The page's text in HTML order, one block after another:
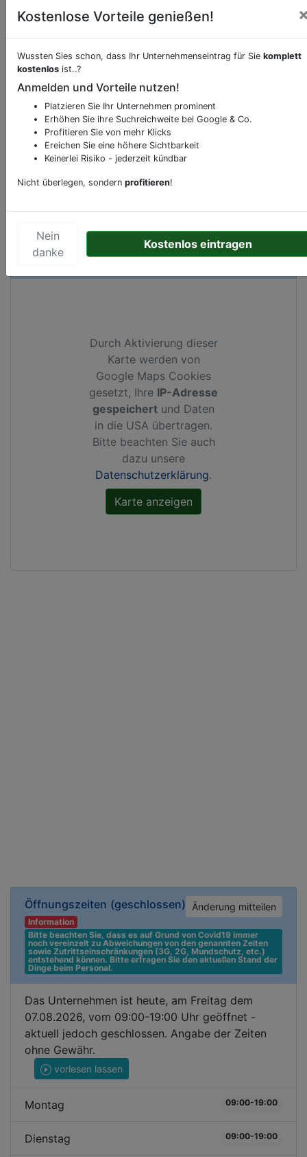
Öffnungszeiten (geschlossen) Änderung mitteilen
Information
Bitte beachten Sie, dass es auf Grund von Covid19 immer
noch vereinzelt zu Abweichungen von den genannten Zeiten
sowie Zutrittseinschränkungen (3G, 2G, Mundschutz, etc.)
entstehend können. Bitte erfragen Sie den aktuellen Stand der
Dinge beim Personal.
Das Unternehmen ist heute, am Freitag dem
07.08.2026, vom 09:00-19:00 Uhr geöffnet -
aktuell jedoch geschlossen. Angabe der Zeiten
ohne Gewähr.
vorlesen lassen
Montag 09:00-19:00
Dienstag 09:00-19:00
Beschreibung & Services von
oder andere relevante Informationen hinzufügen?
Klicken Sie bittehierum uns zu kontaktieren.
Gerne erweitern wir Ihren Firmeneintrag um
Sonderangebote odere besondere Services, die
Ihr Unternehmen anbietet und womit Sie sich von
Durch Aktivierung dieser
Karte werden von
Google Maps Cookies
gesetzt, Ihre IP-Adresse
gespeichert und Daten
in die USA übertragen.
Bitte beachten Sie auch
dazu unsere
Datenschutzerklärung.
Kostenlose Vorteile genießen!
Wussten Sies schon, dass Ihr Unternehmenseintrag für Sie komplett
kostenlos ist..?
Anmelden und Vorteile nutzen!
Platzieren Sie Ihr Unternehmen prominent
Erhöhen Sie ihre Suchreichweite bei Google & Co.
Profitieren Sie von mehr Klicks
Ereichen Sie eine höhere Sichtbarkeit
Keinerlei Risiko - jederzeit kündbar
Nicht überlegen, sondern profitieren!
Nein
danke
Kostenlos eintragen